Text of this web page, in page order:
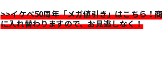
>>イケベ50周年「メガ値引き」はこちら！
に入れ替わりますので、お見逃しなく！